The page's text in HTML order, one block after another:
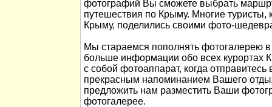
фотографий Вы сможете выбрать
путешествия по Крыму. Многие туристы,
Крыму, поделились своими фото-
Мы стараемся пополнять фотогалерею
больше информации обо всех курортах
с собой фотоаппарат, когда
прекрасным напоминанием Вашего
предложить нам разместить Ваши
фотогалерее.